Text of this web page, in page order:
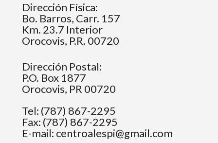
Dirección Física:
Bo. Barros, Carr. 157
Km. 23.7 Interior
Orocovis, P.R. 00720
Dirección Postal:
P.O. Box 1877
Orocovis, PR 00720
Tel: (787) 867-2295
Fax: (787) 867-2295
E-mail: centroalespi@gmail.com